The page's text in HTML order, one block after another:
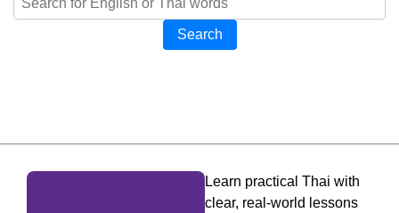
Search
Learn practical Thai with
clear, real-world lessons